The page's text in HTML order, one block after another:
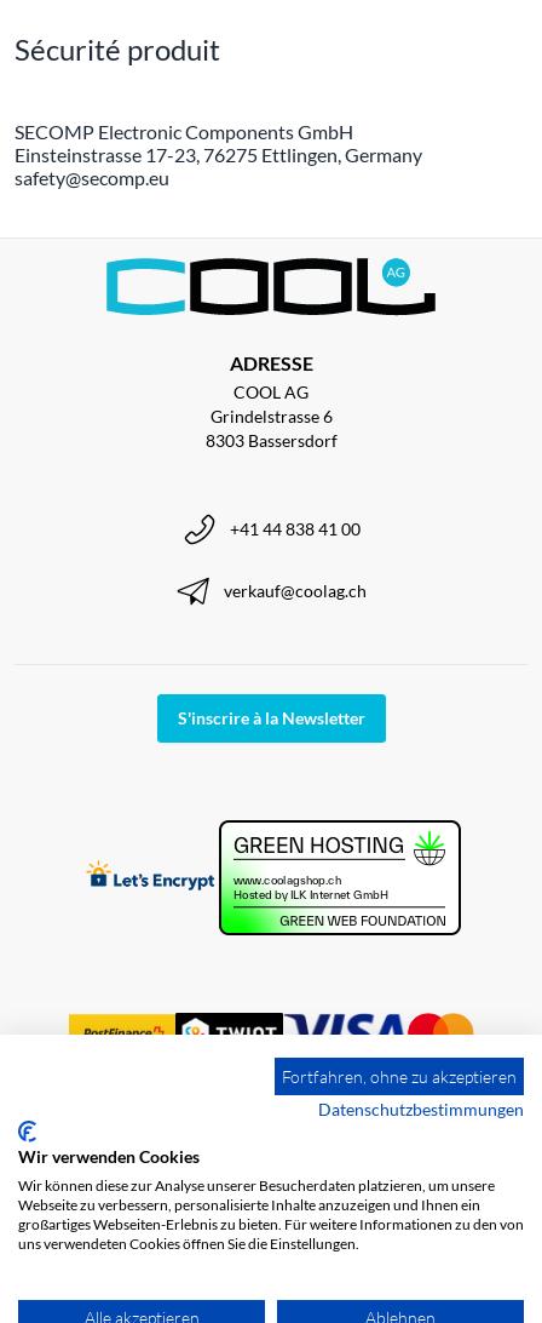
Sécurité produit
SECOMP Electronic Components GmbH
Einsteinstrasse 17-23, 76275 Ettlingen, Germany
safety@secomp.eu
ADRESSE
COOL AG
Grindelstrasse 6
8303 Bassersdorf
+41 44 838 41 00
verkauf@coolag.ch
S'inscrire à la Newsletter
Impression
Protection des données
Fortfahren, ohne zu akzeptieren
Datenschutzbestimmungen
Wir verwenden Cookies
Wir können diese zur Analyse unserer Besucherdaten platzieren, um unsere
Webseite zu verbessern, personalisierte Inhalte anzuzeigen und Ihnen ein
großartiges Webseiten-Erlebnis zu bieten. Für weitere Informationen zu den von
uns verwendeten Cookies öffnen Sie die Einstellungen.
Alle akzeptieren Ablehnen